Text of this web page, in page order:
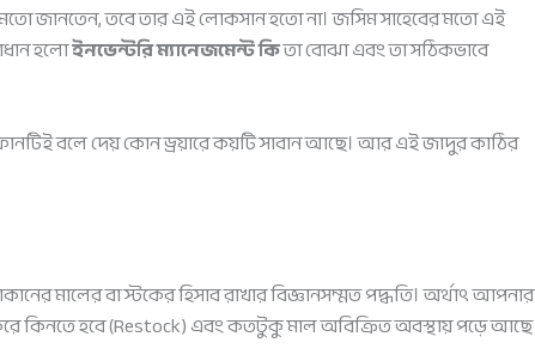
জানতেন, তবে তার এই লোকসান হতো না। জসিম সাহেবের মতো এই
হলোইনভেন্টরি ম্যানেজমেন্ট কিতা বোঝা এবং তা সঠিকভাবে
বলে দেয় কোন ড্রয়ারে কয়টি সাবান আছে। আর এই জাদুর কাঠির
মালের বা স্টকের হিসাব রাখার বিজ্ঞানসম্মত পদ্ধতি। অর্থাৎ আপনার
হবে (Restock) এবং কতটুকু মাল অবিক্রিত অবস্থায় পড়ে আছে